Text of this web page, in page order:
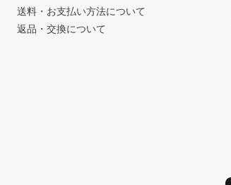
送料・お支払い方法について
返品・交換について